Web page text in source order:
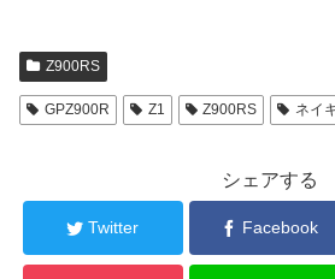
Z900RS
GPZ900R Z1 Z900RS ネイ
シェアする
Twitter Facebook